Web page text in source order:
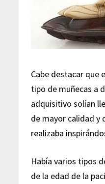
Cabe destacar que
tipo de muñecas a
adquisitivo solían
de mayor calidad y
realizaba
Había varios tipos
de la edad de la